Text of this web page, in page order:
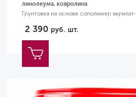
линолеума, ковролина
Грунтовка на основе сополимер
2 390 руб. шт.